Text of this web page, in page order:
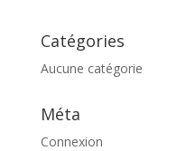
Catégories
Aucune catégorie
Méta
Connexion